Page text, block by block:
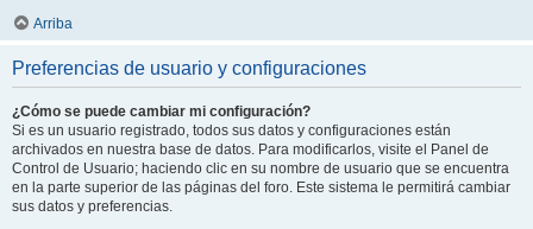
Arriba
Preferencias de usuario y configuraciones
¿Cómo se puede cambiar mi configuración?
Si es un usuario registrado, todos sus datos y configuraciones están
archivados en nuestra base de datos. Para modificarlos, visite el Panel de
Control de Usuario; haciendo clic en su nombre de usuario que se encuentra
en la parte superior de las páginas del foro. Este sistema le permitirá cambiar
sus datos y preferencias.